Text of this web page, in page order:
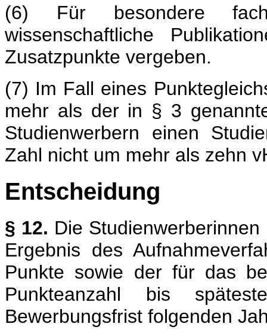
(6) Für besondere
wissenschaftliche
Zusatzpunkte vergeben.
(7) Im Fall eines
mehr als der in § 3
Studienwerbern einen
Zahl nicht um mehr als zehn
Entscheidung
§ 12. Die
Ergebnis des
Punkte sowie der für das
Punkteanzahl bis
Bewerbungsfrist folgenden